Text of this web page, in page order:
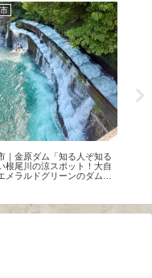
｜金原ダム「知る人ぞ知る
根尾川の涼スポット！大自
メラルドグリーンのダムを